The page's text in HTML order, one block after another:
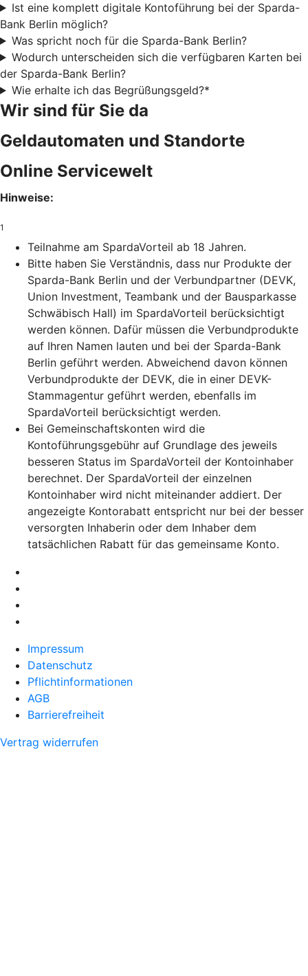
Ist eine komplett digitale Kontoführung bei der Sparda-
Bank Berlin möglich?
Was spricht noch für die Sparda-Bank Berlin?
Wodurch unterscheiden sich die verfügbaren Karten bei
der Sparda-Bank Berlin?
Wie erhalte ich das Begrüßungsgeld?*
Wir sind für Sie da
Geldautomaten und Standorte
Online Servicewelt
Hinweise:
1
Teilnahme am SpardaVorteil ab 18 Jahren.
Bitte haben Sie Verständnis, dass nur Produkte der
Sparda-Bank Berlin und der Verbundpartner (DEVK,
Union Investment, Teambank und der Bausparkasse
Schwäbisch Hall) im SpardaVorteil berücksichtigt
werden können. Dafür müssen die Verbundprodukte
auf Ihren Namen lauten und bei der Sparda-Bank
Berlin geführt werden. Abweichend davon können
Verbundprodukte der DEVK, die in einer DEVK-
Stammagentur geführt werden, ebenfalls im
SpardaVorteil berücksichtigt werden.
Bei Gemeinschaftskonten wird die
Kontoführungsgebühr auf Grundlage des jeweils
besseren Status im SpardaVorteil der Kontoinhaber
berechnet. Der SpardaVorteil der einzelnen
Kontoinhaber wird nicht miteinander addiert. Der
angezeigte Kontorabatt entspricht nur bei der besser
versorgten Inhaberin oder dem Inhaber dem
tatsächlichen Rabatt für das gemeinsame Konto.
Impressum
Datenschutz
Pflichtinformationen
AGB
Barrierefreiheit
Vertrag widerrufen